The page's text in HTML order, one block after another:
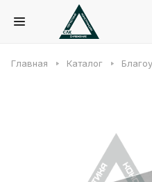
Главная Каталог